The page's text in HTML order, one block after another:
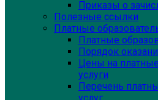
Приказы о
Полезные ссылки
Платные
Платные
Порядок
Цены на
услуги
Перечень